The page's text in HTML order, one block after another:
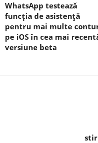
WhatsApp testează
funcția de asistență
pentru mai multe
pe iOS în cea mai
versiune beta